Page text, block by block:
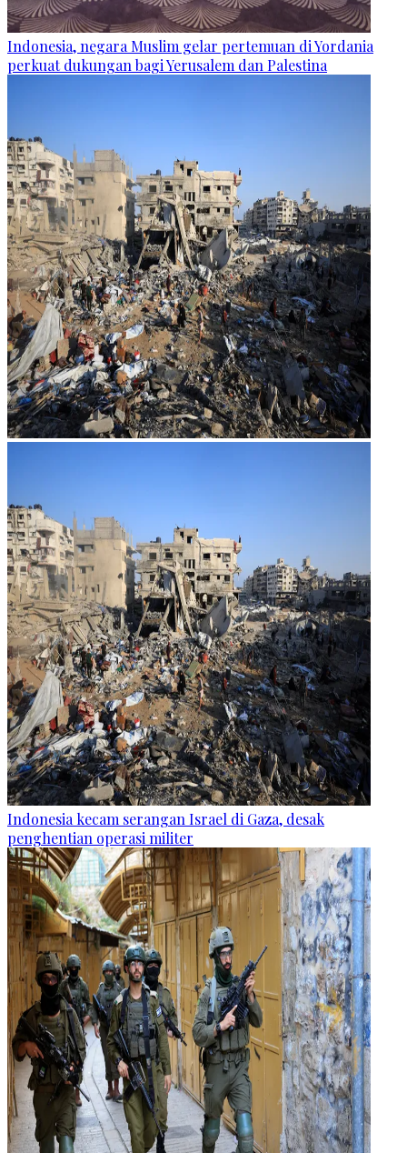
Indonesia, negara Muslim gelar pertemuan di Yordania
perkuat dukungan bagi Yerusalem dan Palestina
Indonesia kecam serangan Israel di Gaza, desak
penghentian operasi militer